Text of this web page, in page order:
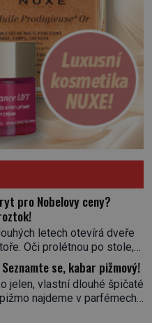
pro Nobelovy ceny?
letech otevírá dveře
Oči prolétnou po stole,
na regálu, kde se nachází
Hledá žluto-oranžovou
ji zahlédne, nesmírně
Teď může svůj plán
se, kabar pižmový!
jelen, vlastní dlouhé špičaté
najdeme v parfémech